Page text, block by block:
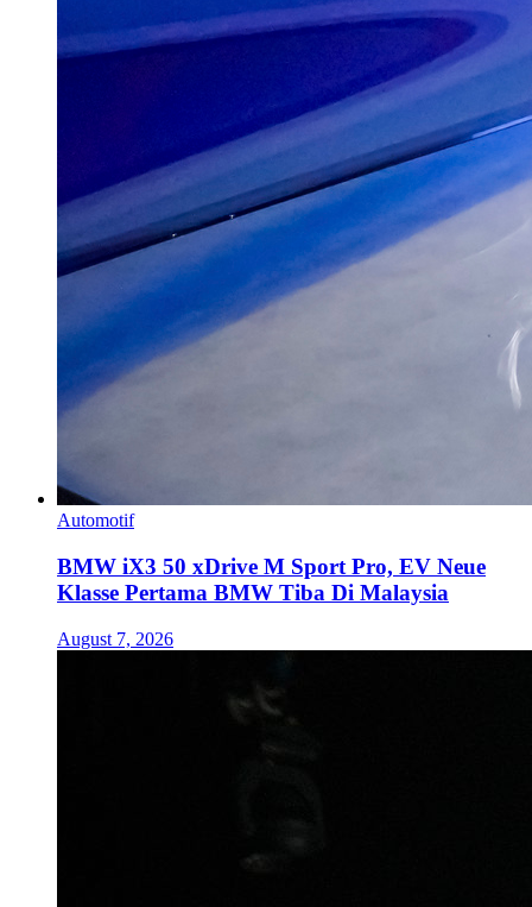
Automotif
BMW iX3 50 xDrive M Sport Pro, EV Neue
Klasse Pertama BMW Tiba Di Malaysia
August 7, 2026